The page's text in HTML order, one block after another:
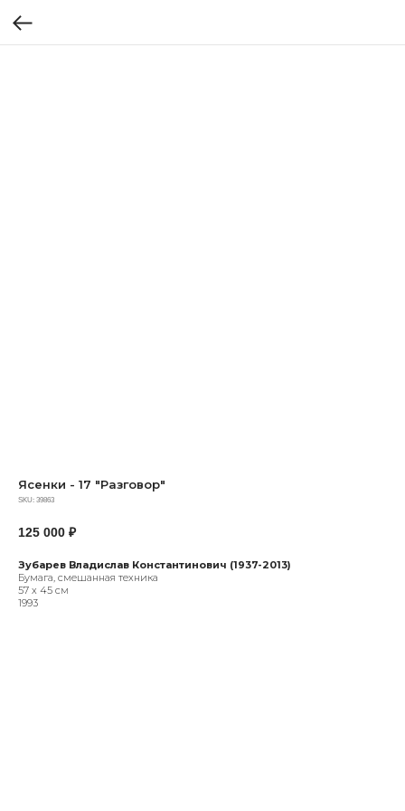
Ясенки - 17 "Разговор"
SKU: 39863
125 000 ₽
Зубарев Владислав Константинович (1937-2013)
Бумага, смешанная техника
57 х 45 см
1993